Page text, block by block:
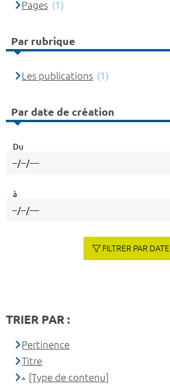
Pages (1)
Par rubrique
Les publications (1)
Par date de création
Du
à
FILTRER PAR DATE
TRIER PAR :
Pertinence
Titre
[Type de contenu]